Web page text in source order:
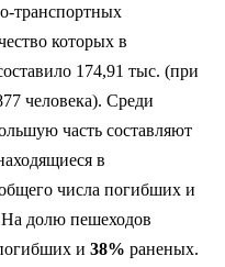
транспортных
которых в
174,91 тыс. (при
человека). Среди
часть составляют
в
числа погибших и
долю пешеходов
и 38% раненых.